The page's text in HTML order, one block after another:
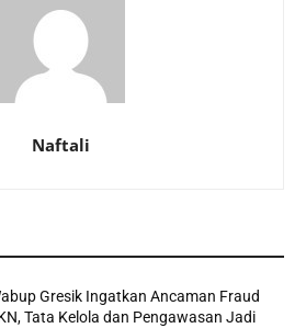
Naftali
Gresik Ingatkan Ancaman Fraud
Tata Kelola dan Pengawasan Jadi